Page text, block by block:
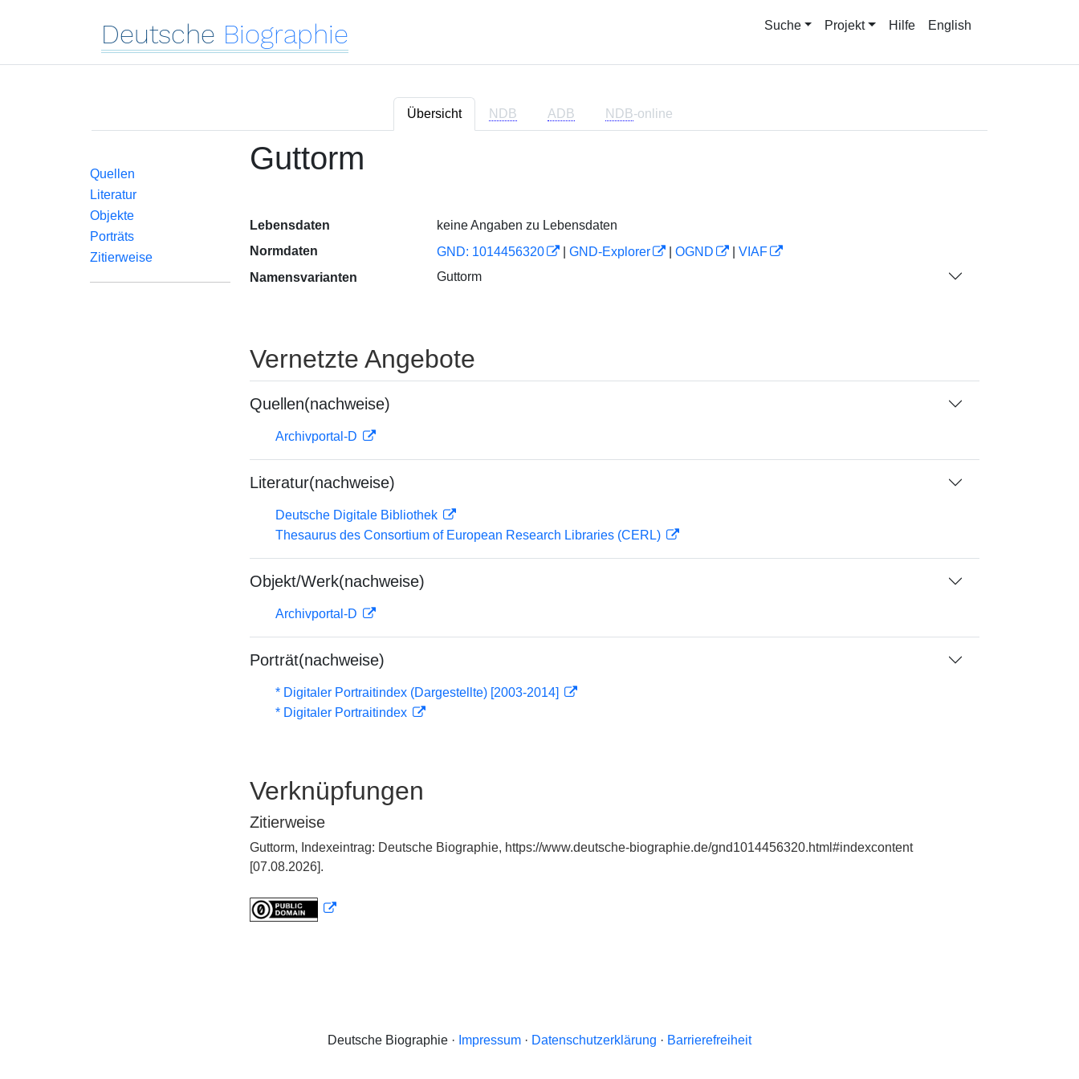
Deutsche Biographie Suche Projekt Hilfe English
Übersicht NDB ADB NDB-online
Quellen
Literatur
Objekte
Porträts
Zitierweise
Guttorm
Lebensdaten
keine Angaben zu Lebensdaten
Normdaten
GND: 1014456320 GND-Explorer OGND
VIAF
Namensvarianten
Guttorm
Vernetzte Angebote
Quellen(nachweise)
Archivportal-D
Literatur(nachweise)
Deutsche Digitale Bibliothek
Thesaurus des Consortium of European Research Libraries (CERL)
Objekt/Werk(nachweise)
Archivportal-D
Porträt(nachweise)
* Digitaler Portraitindex (Dargestellte) [2003-2014]
* Digitaler Portraitindex
Verknüpfungen
Zitierweise
Guttorm, Indexeintrag: Deutsche Biographie, https://www.deutsche-biographie.de/gnd1014456320.html#indexcontent
[07.08.2026].
Deutsche Biographie · Impressum · Datenschutzerklärung · Barrierefreiheit